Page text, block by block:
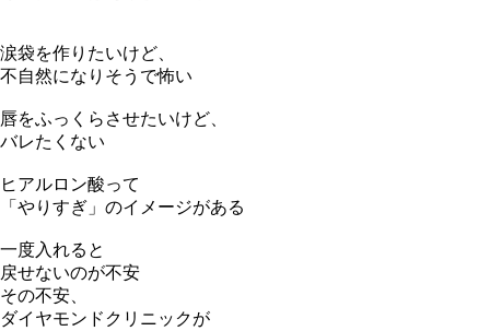
涙袋を作りたいけど、
不自然になりそうで怖い
唇をふっくらさせたいけど、
バレたくない
ヒアルロン酸って
「やりすぎ」のイメージがある
一度入れると
戻せないのが不安
その不安、
ダイヤモンドクリニックが